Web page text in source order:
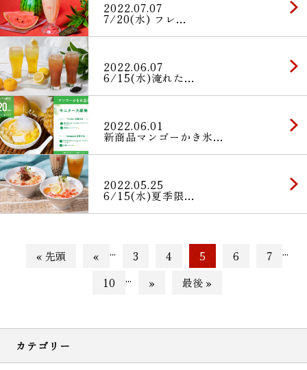
2022.07.07
7/20(水) フレ…
2022.06.07
6/15(水)淹れた…
2022.06.01
新商品マンゴーかき氷…
2022.05.25
6/15(水)夏季限…
« 先頭 « ... 3 4 5 6 7 ...
10 ... » 最後 »
カテゴリー